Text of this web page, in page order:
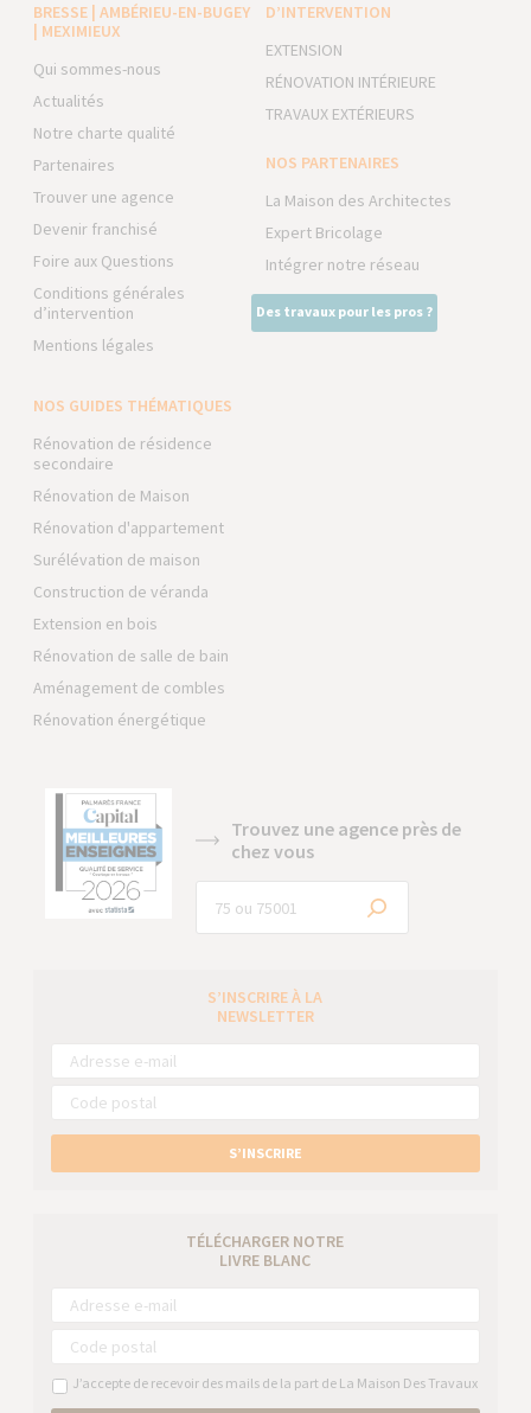
BRESSE | AMBÉRIEU-EN-BUGEY
| MEXIMIEUX
Qui sommes-nous
Actualités
Notre charte qualité
Partenaires
Trouver une agence
Devenir franchisé
Foire aux Questions
Conditions générales
d’intervention
Mentions légales
D’INTERVENTION
EXTENSION
RÉNOVATION INTÉRIEURE
TRAVAUX EXTÉRIEURS
NOS PARTENAIRES
La Maison des Architectes
Expert Bricolage
Intégrer notre réseau
Des travaux pour les pros ?
NOS GUIDES THÉMATIQUES
Rénovation de résidence
secondaire
Rénovation de Maison
Rénovation d'appartement
Surélévation de maison
Construction de véranda
Extension en bois
Rénovation de salle de bain
Aménagement de combles
Rénovation énergétique
Trouvez une agence près de
chez vous
S’INSCRIRE À LA
NEWSLETTER
S’INSCRIRE
TÉLÉCHARGER NOTRE
LIVRE BLANC
J’accepte de recevoir des mails de la part de La Maison Des Travaux